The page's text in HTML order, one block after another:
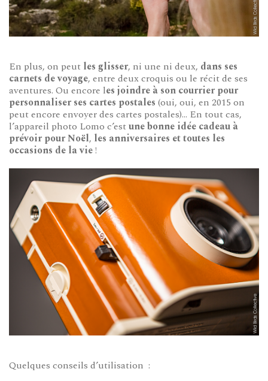
En plus, on peut les glisser, ni une ni deux, dans ses
carnets de voyage, entre deux croquis ou le récit de ses
aventures. Ou encore les joindre à son courrier pour
personnaliser ses cartes postales (oui, oui, en 2015 on
peut encore envoyer des cartes postales)… En tout cas,
l’appareil photo Lomo c’estune bonne idée cadeau à
prévoir pour Noël, les anniversaires et toutes les
occasions de la vie!
Quelques conseils d’utilisation :